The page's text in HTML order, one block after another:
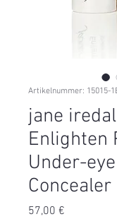
Artikelnummer: 15015-
jane
Enlighten
Under-eye
Concealer
57,00 €